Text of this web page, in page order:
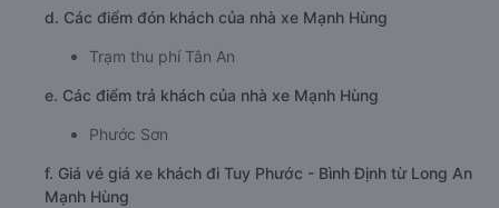
d. Các điểm đón khách của nhà xe Mạnh Hùng
Trạm thu phí Tân An
e. Các điểm trả khách của nhà xe Mạnh Hùng
Phước Sơn
f. Giá vé giá xe khách đi Tuy Phước - Bình Định từ Long An
Mạnh Hùng